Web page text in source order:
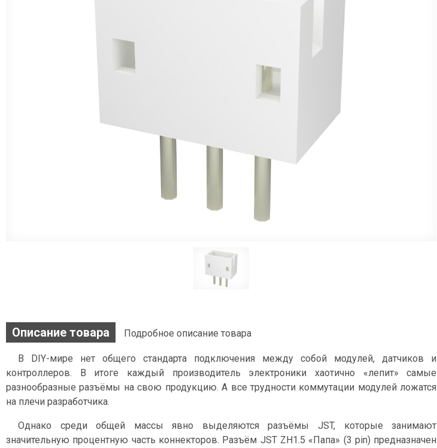
Описание товара Подробное описание товара
В DIY-мире нет общего стандарта подключения между собой модулей, датчиков и
контроллеров. В итоге каждый производитель электроники хаотично «лепит» самые
разнообразные разъёмы на свою продукцию. А все трудности коммутации модулей ложатся
на плечи разработчика.
Однако среди общей массы явно выделяются разъёмы JST, которые занимают
значительную процентную часть коннекторов. Разъём JST ZH1.5 «Папа» (3 pin) предназначен